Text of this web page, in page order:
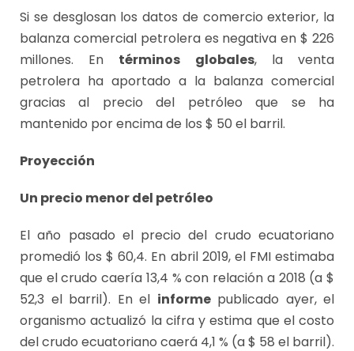
Si se desglosan los datos de comercio exterior, la
balanza comercial petrolera es negativa en $ 226
millones. En términos globales, la venta
petrolera ha aportado a la balanza comercial
gracias al precio del petróleo que se ha
mantenido por encima de los $ 50 el barril.
Proyección
Un precio menor del petróleo
El año pasado el precio del crudo ecuatoriano
promedió los $ 60,4. En abril 2019, el FMI estimaba
que el crudo caería 13,4 % con relación a 2018 (a $
52,3 el barril). En el informepublicado ayer, el
organismo actualizó la cifra y estima que el costo
del crudo ecuatoriano caerá 4,1 % (a $ 58 el barril).